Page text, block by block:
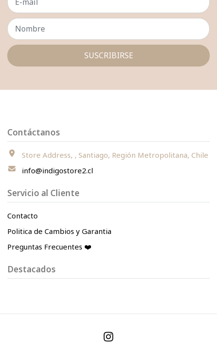
SUSCRIBIRSE
Contáctanos
Store Address, , Santiago, Región Metropolitana, Chile
info@indigostore2.cl
Servicio al Cliente
Contacto
Politica de Cambios y Garantia
Preguntas Frecuentes ❤️
Destacados